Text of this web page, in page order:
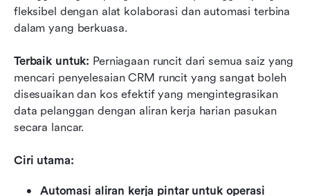
fleksibel dengan alat kolaborasi dan automasi terbina
dalam yang berkuasa.
Terbaik untuk: Perniagaan runcit dari semua saiz yang
mencari penyelesaian CRM runcit yang sangat boleh
disesuaikan dan kos efektif yang mengintegrasikan
data pelanggan dengan aliran kerja harian pasukan
secara lancar.
Ciri utama:
Automasi aliran kerja pintar untuk operasi